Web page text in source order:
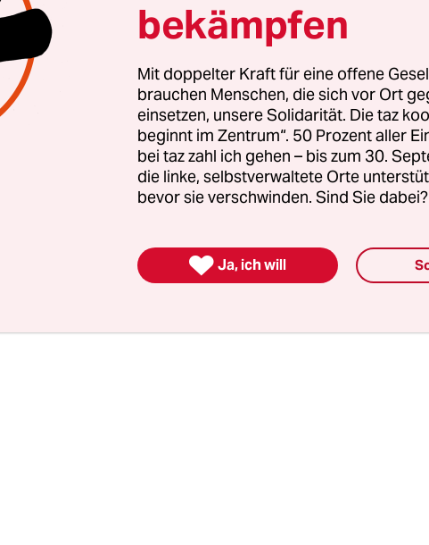
um ein, zwei Grad senken oder
Dazu rufen auch diverse Politiker auf. So
und Vizekanzler Robert Habeck (Grüne) an
und Bürger“, dass je­de:r einen Beitrag leisten
Putin ein bisschen schaden will, dann spart man
Bundespräsident, Joachim Gauck, erklärte,
Frieden mal frieren könne.
nach Beginn des Krieges nur in wenigen
bekämpfen
Mit doppelter Kraft für eine offene
brauchen Menschen, die sich vor Ort
einsetzen, unsere Solidarität. Die taz
beginnt im Zentrum“. 50 Prozent aller
bei taz zahl ich gehen – bis zum 30.
die linke, selbstverwaltete Orte
bevor sie verschwinden. Sind Sie dabei?
 Ja, ich will